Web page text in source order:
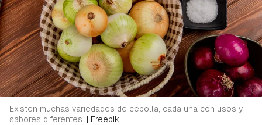
Existen muchas variedades de cebolla, cada una con usos y
sabores diferentes. | Freepik